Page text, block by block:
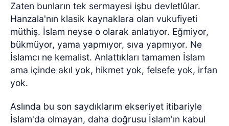
Zaten bunların tek sermayesi işbu devletlûlar.
Hanzala'nın klasik kaynaklara olan vukufiyeti
müthiş. İslam neyse o olarak anlatıyor. Eğmiyor,
bükmüyor, yama yapmıyor, sıva yapmıyor. Ne
İslamcı ne kemalist. Anlattıkları tamamen İslam
ama içinde akıl yok, hikmet yok, felsefe yok, irfan
yok.
Aslında bu son saydıklarım ekseriyet itibariyle
İslam'da olmayan, daha doğrusu İslam'ın kabul